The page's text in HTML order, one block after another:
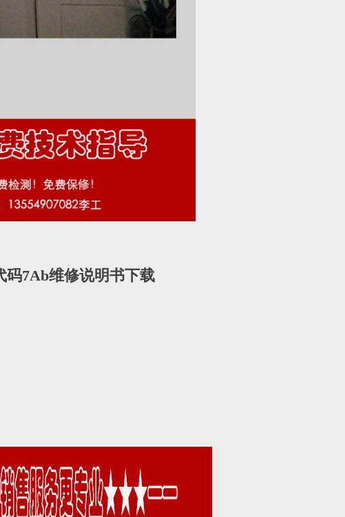
码7Ab维修说明书下载